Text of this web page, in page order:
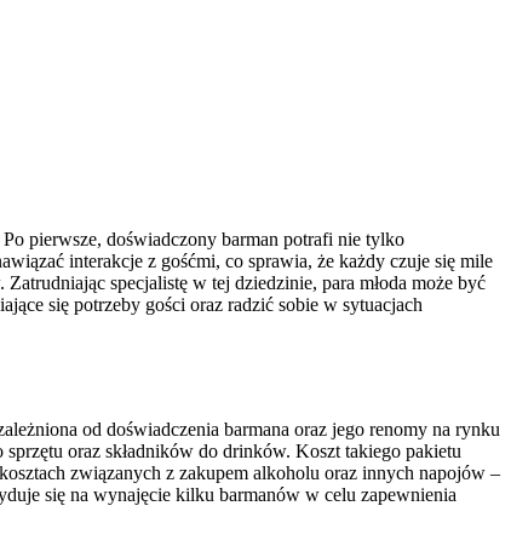
pierwsze, doświadczony barman potrafi nie tylko
interakcje z gośćmi, co sprawia, że każdy czuje się mile
specjalistę w tej dziedzinie, para młoda może być
się potrzeby gości oraz radzić sobie w sytuacjach
od doświadczenia barmana oraz jego renomy na rynku
sprzętu oraz składników do drinków. Koszt takiego pakietu
związanych z zakupem alkoholu oraz innych napojów –
się na wynajęcie kilku barmanów w celu zapewnienia